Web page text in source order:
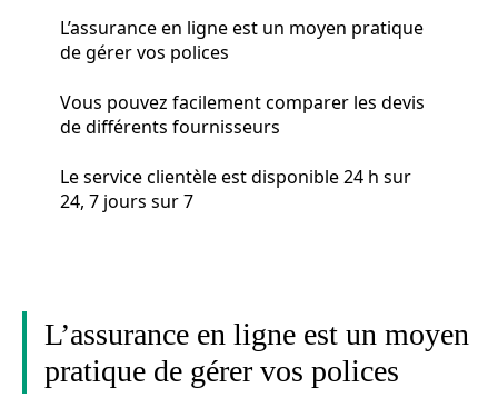
L’assurance en ligne est un moyen pratique
de gérer vos polices
Vous pouvez facilement comparer les devis
de différents fournisseurs
Le service clientèle est disponible 24 h sur
24, 7 jours sur 7
L’assurance en ligne est un moyen
pratique de gérer vos polices